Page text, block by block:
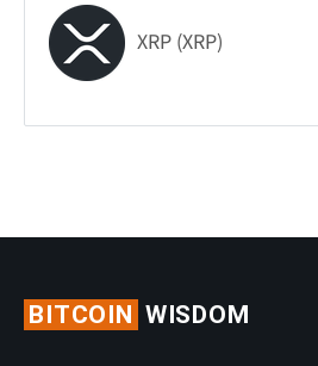
XRP (XRP)
BITCOIN WISDOM